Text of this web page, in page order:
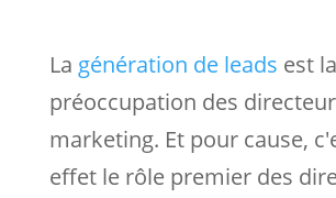
La génération de leads est
préoccupation des
marketing. Et pour cause,
effet le rôle premier des